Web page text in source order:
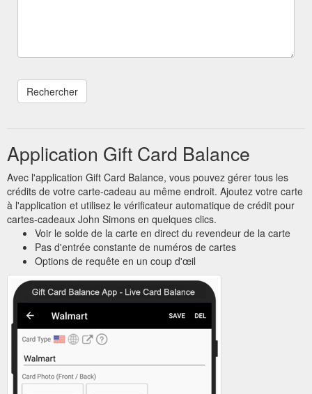
Application Gift Card Balance
Avec l'application Gift Card Balance, vous pouvez gérer tous les
crédits de votre carte-cadeau au même endroit. Ajoutez votre carte
à l'application et utilisez le vérificateur automatique de crédit pour
cartes-cadeaux John Simons en quelques clics.
Voir le solde de la carte en direct du revendeur de la carte
Pas d'entrée constante de numéros de cartes
Options de requête en un coup d'œil